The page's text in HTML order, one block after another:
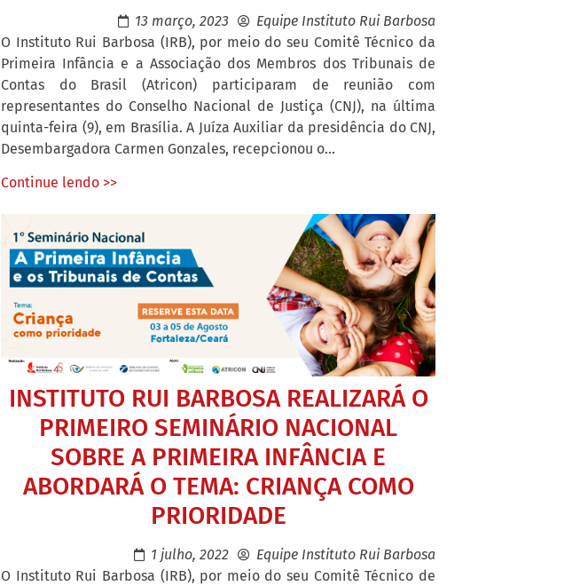
13 março, 2023
Equipe Instituto Rui Barbosa
O Instituto Rui Barbosa (IRB), por meio do seu Comitê Técnico da
Primeira Infância e a Associação dos Membros dos Tribunais de
Contas do Brasil (Atricon) participaram de reunião com
representantes do Conselho Nacional de Justiça (CNJ), na última
quinta-feira (9), em Brasília. A Juíza Auxiliar da presidência do CNJ,
Desembargadora Carmen Gonzales, recepcionou o...
Continue lendo >>
INSTITUTO RUI BARBOSA REALIZARÁ O
PRIMEIRO SEMINÁRIO NACIONAL
SOBRE A PRIMEIRA INFÂNCIA E
ABORDARÁ O TEMA: CRIANÇA COMO
PRIORIDADE
1 julho, 2022
Equipe Instituto Rui Barbosa
O Instituto Rui Barbosa (IRB), por meio do seu Comitê Técnico de